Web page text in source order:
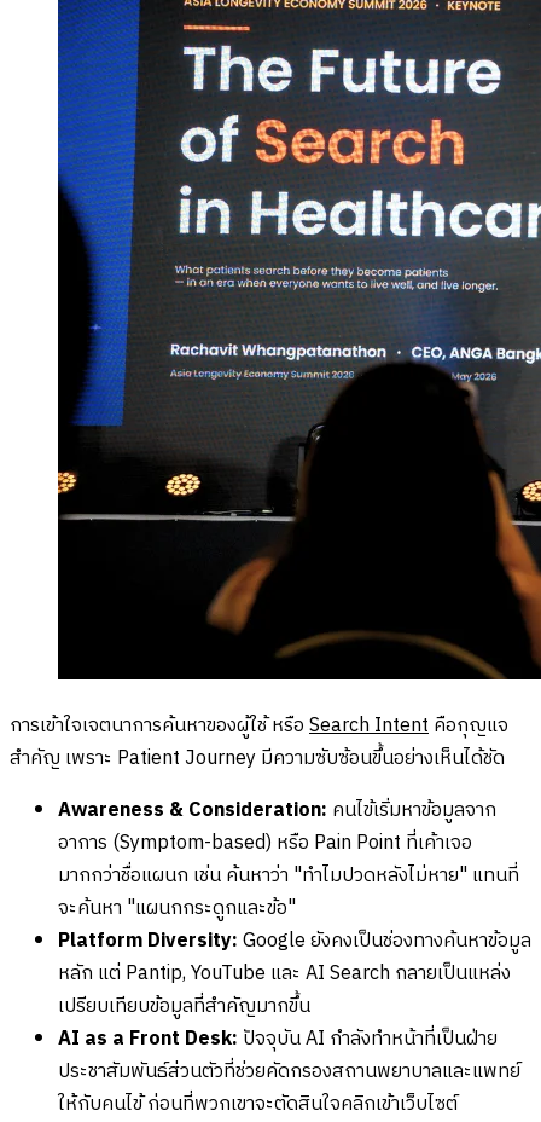
การเข้าใจเจตนาการค้นหาของผู้ใช้ หรือSearch Intentคือกุญแจ
สำคัญ เพราะ Patient Journey มีความซับซ้อนขึ้นอย่างเห็นได้ชัด
Awareness & Consideration: คนไข้เริ่มหาข้อมูลจาก
อาการ (Symptom-based) หรือ Pain Point ที่เค้าเจอ
มากกว่าชื่อแผนก เช่น ค้นหาว่า "ทำไมปวดหลังไม่หาย" แทนที่
จะค้นหา "แผนกกระดูกและข้อ"
Platform Diversity:Google ยังคงเป็นช่องทางค้นหาข้อมูล
หลัก แต่ Pantip, YouTube และ AI Search กลายเป็นแหล่ง
เปรียบเทียบข้อมูลที่สำคัญมากขึ้น
AI as a Front Desk: ปัจจุบัน AI กำลังทำหน้าที่เป็นฝ่าย
ประชาสัมพันธ์ส่วนตัวที่ช่วยคัดกรองสถานพยาบาลและแพทย์
ให้กับคนไข้ ก่อนที่พวกเขาจะตัดสินใจคลิกเข้าเว็บไซต์